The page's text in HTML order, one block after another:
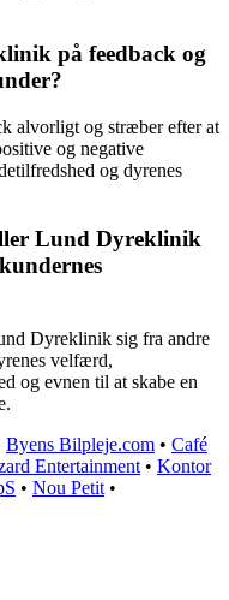
på feedback og
alvorligt og stræber efter at
og negative
og dyrenes
Lund Dyreklinik
Dyreklinik sig fra andre
velfærd,
og evnen til at skabe en
Byens Bilpleje.com • Café
Entertainment • Kontor
• Nou Petit •